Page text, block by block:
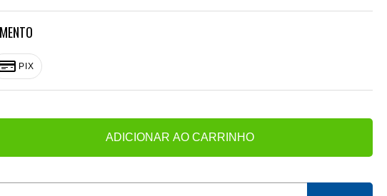
PIX
ADICIONAR AO CARRINHO